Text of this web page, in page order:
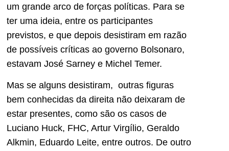
um grande arco de forças políticas. Para se
ter uma ideia, entre os participantes
previstos, e que depois desistiram em razão
de possíveis críticas ao governo Bolsonaro,
estavam José Sarney e Michel Temer.
Mas se alguns desistiram, outras figuras
bem conhecidas da direita não deixaram de
estar presentes, como são os casos de
Luciano Huck, FHC, Artur Virgílio, Geraldo
Alkmin, Eduardo Leite, entre outros. De outro